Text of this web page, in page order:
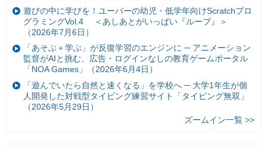
遊びの中に学びを！ユーバーの幼児・低学年向けScratchプロ
グラミングVol.4 ＜あしあとがいっぱい『ループ』＞
（2026年7月6日）
「あそぶ＋学ぶ」が反復学習のエンジンに ─ アニメーション
監督がAIと挑む、広告・ログインなしの教育ゲームポータル
「NOA Games」（2026年6月4日）
「遊んでいたら自然と速くなる」を学校へ ─ 大学1年生が個
人開発した対戦型タイピング練習サイト「タイピング無双」
（2026年5月29日）
ズームイン一覧 >>